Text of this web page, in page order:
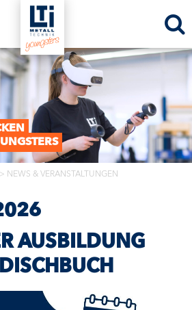
NEWS & VERANSTALTUNGEN
AUSBILDUNG